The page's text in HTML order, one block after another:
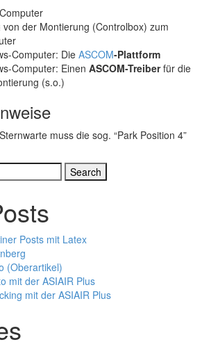
von der Montierung (Controlbox) zum
Computer: DieASCOM-Plattform
Computer: Einen ASCOM-Treiberfür die
(s.o.)
muss die sog. “Park Position 4”
Posts mit Latex
(Oberartikel)
mit der ASIAIR Plus
mit der ASIAIR Plus